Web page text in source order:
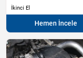
İkinci El
Hemen İncele